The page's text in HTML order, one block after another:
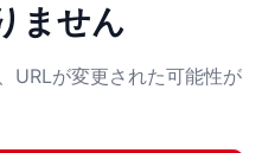
ません
URLが変更された可能性が